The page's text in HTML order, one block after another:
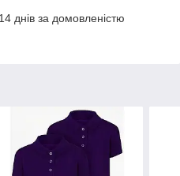
днів за домовленістю